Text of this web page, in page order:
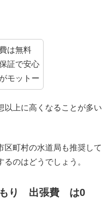
は無料
証で安心
モットー
以上に高くなることが多い
区町村の水道局も推奨して
のはどうでしょう。
り 出張費 は0